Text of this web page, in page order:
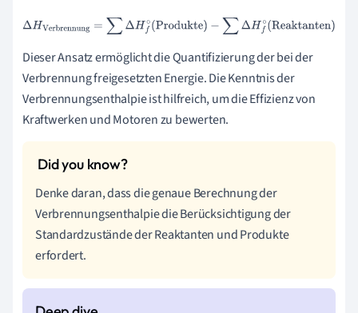
ΔHVerbrennung=∑ΔHf∘(Produkte)− ∑ΔHf∘(Reaktanten)
Dieser Ansatz ermöglicht die Quantifizierung der bei der
Verbrennung freigesetzten Energie. Die Kenntnis der
Verbrennungsenthalpie ist hilfreich, um die Effizienz von
Kraftwerken und Motoren zu bewerten.
Denke daran, dass die genaue Berechnung der
Verbrennungsenthalpie die Berücksichtigung der
Standardzustände der Reaktanten und Produkte
erfordert.